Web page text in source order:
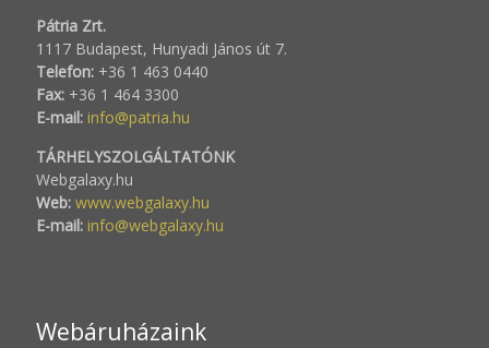
Pátria Zrt.
1117 Budapest, Hunyadi János út 7.
Telefon: +36 1 463 0440
Fax: +36 1 464 3300
E-mail: info@patria.hu
TÁRHELYSZOLGÁLTATÓNK
Webgalaxy.hu
Web: www.webgalaxy.hu
E-mail: info@webgalaxy.hu
Webáruházaink